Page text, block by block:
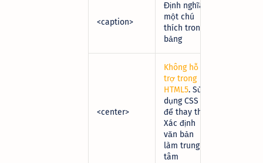
<caption>
Định nghĩa
một chú
thích trong
bảng
<center>
Không hỗ
trợ trong
HTML5. Sử
dụng CSS
để thay thế.
Xác định
văn bản
làm trung
tâm